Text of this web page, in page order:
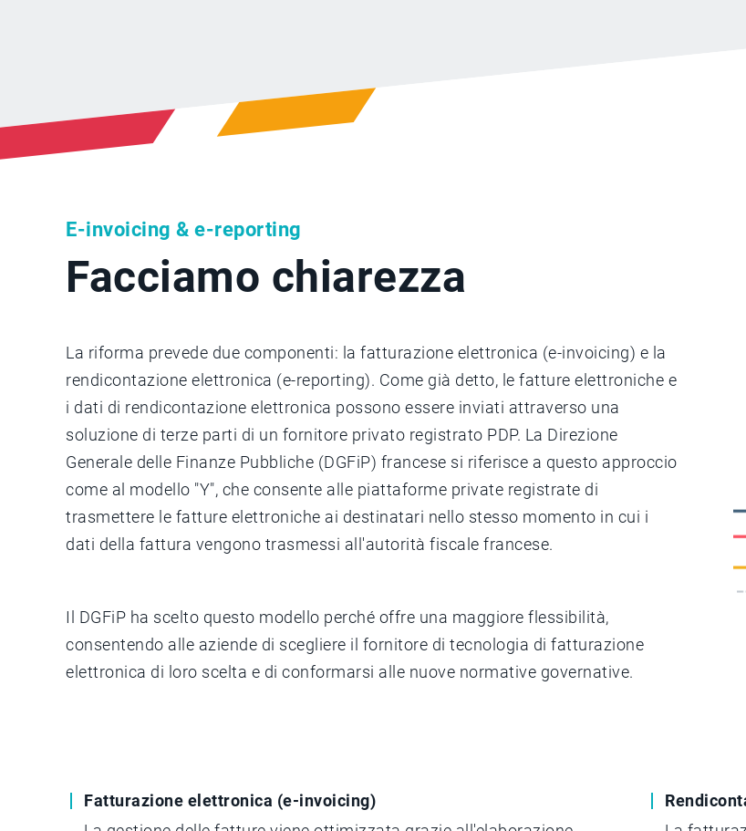
E-invoicing & e-reporting
Facciamo chiarezza
La riforma prevede due componenti: la fatturazione elettronica (e-invoicing) e la
rendicontazione elettronica (e-reporting). Come già detto, le fatture elettroniche e
i dati di rendicontazione elettronica possono essere inviati attraverso una
soluzione di terze parti di un fornitore privato registrato PDP. La Direzione
Generale delle Finanze Pubbliche (DGFiP) francese si riferisce a questo approccio
come al modello "Y", che consente alle piattaforme private registrate di
trasmettere le fatture elettroniche ai destinatari nello stesso momento in cui i
dati della fattura vengono trasmessi all'autorità fiscale francese.
Il DGFiP ha scelto questo modello perché offre una maggiore flessibilità,
consentendo alle aziende di scegliere il fornitore di tecnologia di fatturazione
elettronica di loro scelta e di conformarsi alle nuove normative governative.
Fatturazione elettronica (e-invoicing)